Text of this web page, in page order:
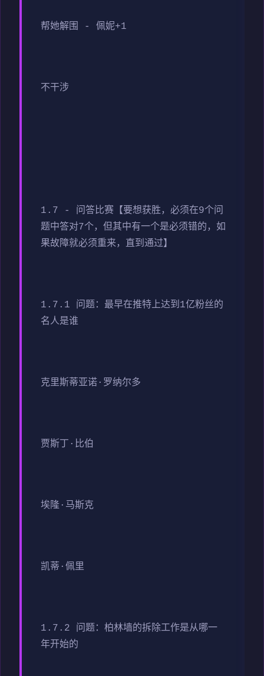
帮她解围 - 佩妮+1
不干涉
1.7 - 问答比赛【要想获胜，必须在9个问
题中答对7个，但其中有一个是必须错的，如
果故障就必须重来，直到通过】
1.7.1 问题：最早在推特上达到1亿粉丝的
名人是谁
克里斯蒂亚诺·罗纳尔多
贾斯丁·比伯
埃隆·马斯克
凯蒂·佩里
1.7.2 问题：柏林墙的拆除工作是从哪一
年开始的